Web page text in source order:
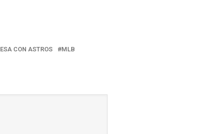
CON ASTROS MLB